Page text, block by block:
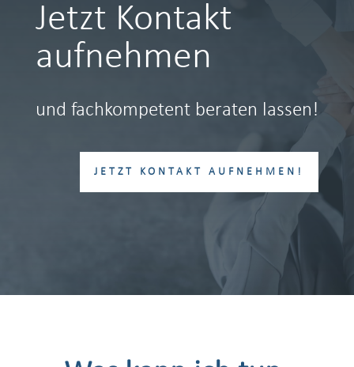
Jetzt Kontakt
aufnehmen
und fachkompetent beraten lassen!
JETZT KONTAKT AUFNEHMEN!